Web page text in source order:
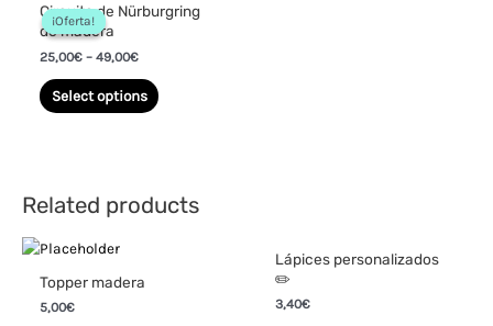
¡Oferta!
¡Oferta!
Circuito de Nürburgring
de madera
25,00€ –49,00€
Select options
Related products
Topper madera
5,00€
Lápices personalizados
✏️
3,40€